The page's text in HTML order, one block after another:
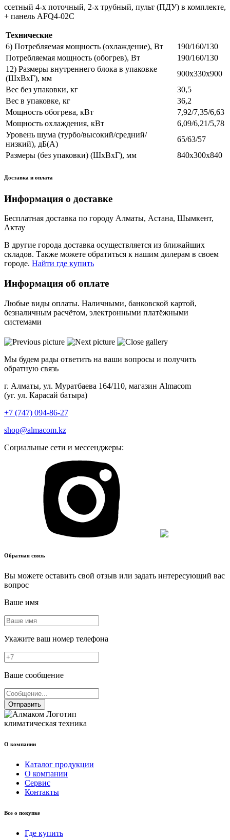
ссетный 4-х поточный, 2-х трубный, пульт (ПДУ) в комплекте,
+ панель AFQ4-02C
Технические
6) Потребляемая мощность (охлаждение), Вт
190/160/130
Потребляемая мощность (обогрев), Вт
190/160/130
12) Размеры внутреннего блока в упаковке
(ШхВхГ), мм
900х330х900
Вес без упаковки, кг
30,5
Вес в упаковке, кг
36,2
Мощность обогрева, кВт
7,92/7,35/6,63
Мощность охлаждения, кВт
6,09/6,21/5,78
Уровень шума (турбо/высокий/средний/
низкий), дБ(А)
65/63/57
Размеры (без упаковки) (ШхВхГ), мм
840х300х840
Доставка и оплата
Информация о доставке
Бесплатная доставка по городу Алматы, Астана, Шымкент,
Актау
В другие города доставка осуществляется из ближайших
складов. Также можете обратиться к нашим дилерам в своем
городе. Найти где купить
Информация об оплате
Любые виды оплаты. Наличными, банковской картой,
безналичным расчётом, электронными платёжными
системами
Мы будем рады ответить на ваши вопросы и получить
обратную связь
г. Алматы, ул. Муратбаева 164/110, магазин Almacom
(уг. ул. Карасай батыра)
+7 (747) 094-86-27
shop@almacom.kz
Социальные сети и мессенджеры:
Обратная связь
Вы можете оставить свой отзыв или задать интересующий вас
вопрос
Ваше имя
Укажите ваш номер телефона
Ваше сообщение
Отправить
климатическая техника
О компании
Каталог продукции
О компании
Сервис
Контакты
Все о покупке
Где купить